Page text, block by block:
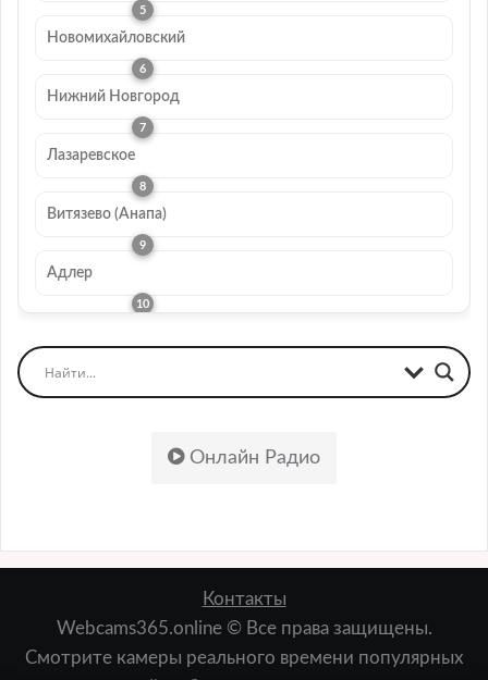
Новомихайловский
Нижний Новгород
Лазаревское
Витязево (Анапа)
Адлер
Онлайн Радио
Контакты
Webcams365.online © Все права защищены.
Смотрите камеры реального времени популярных